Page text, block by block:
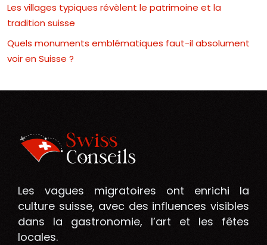
Les villages typiques révèlent le patrimoine et la
tradition suisse
Quels monuments emblématiques faut-il absolument
voir en Suisse ?
Les vagues migratoires ont enrichi la
culture suisse, avec des influences visibles
dans la gastronomie, l’art et les fêtes
locales.